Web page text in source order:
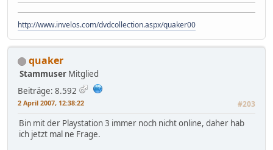
http://www.invelos.com/dvdcollection.aspx/quaker00
quaker
Stammuser Mitglied
Beiträge: 8.592
2 April 2007, 12:38:22 #203
Bin mit der Playstation 3 immer noch nicht online, daher hab
ich jetzt mal ne Frage.